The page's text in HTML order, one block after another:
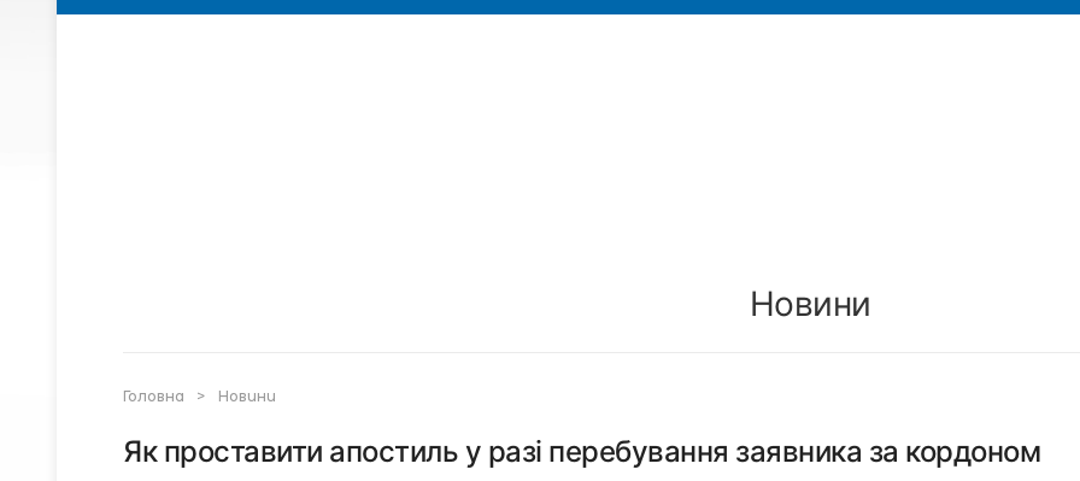
Новини
Головна > Новини
Як проставити апостиль у разі перебування заявника за кордоном